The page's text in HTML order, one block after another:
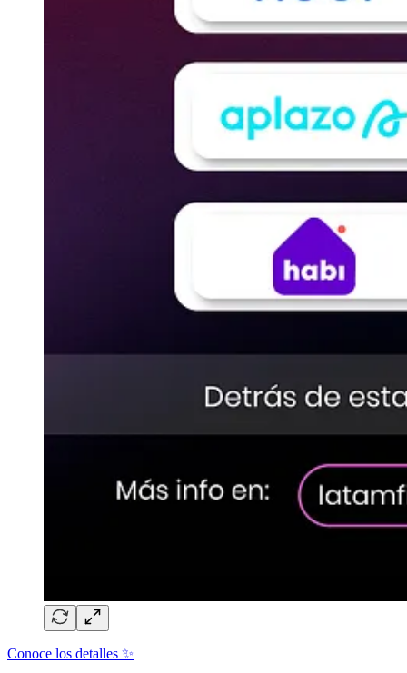
Conoce los detalles ✨